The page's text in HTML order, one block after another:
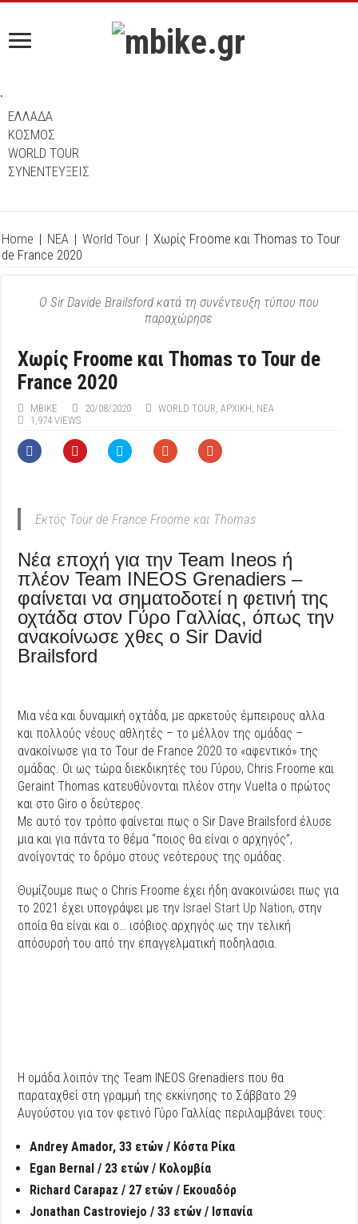
.
ΕΛΛΑΔΑ
ΚΟΣΜΟΣ
WORLD TOUR
ΣΥΝΕΝΤΕΥΞΕΙΣ
Home | ΝΕΑ | World Tour | Χωρίς Froome και Thomas το Tour
de France 2020
Ο Sir Davide Brailsford κατά τη συνέντευξη τύπου που
παραχώρησε
Χωρίς Froome και Thomas το Tour de
France 2020
ΜΒIKE 20/08/2020 WORLD TOUR ,ΑΡΧΙΚΉ ΝΕΑ
1,974 VIEWS
Εκτός Tour de France Froome και Thomas
Νέα εποχή για την Team Ineos ή
πλέον Team INEOS Grenadiers –
φαίνεται να σηματοδοτεί η φετινή της
οχτάδα στον Γύρο Γαλλίας, όπως την
ανακοίνωσε χθες ο Sir David
Brailsford
Mια νέα και δυναμική οχτάδα, με αρκετούς έμπειρους αλλα
και πολλούς νέους αθλητές – το μέλλον της ομάδας –
ανακοίνωσε για το Tour de France 2020 το «αφεντικό» της
ομάδας. Οι ως τώρα διεκδικητές του Γύρου, Chris Froome και
Geraint Thomas κατευθύνονται πλέον στην Vuelta ο πρώτος
και στο Giro ο δεύτερος.
Με αυτό τον τρόπο φαίνεται πως ο Sir Dave Brailsford έλυσε
μια και για πάντα το θέμα “ποιος θα είναι ο αρχηγός”,
ανοίγοντας το δρόμο στους νεότερους της ομάδας.
Θυμίζουμε πως ο Chris Froome έχει ήδη ανακοινώσει πως για
το 2021 έχει υπογράψει με την Israel Start Up Nation, στην
οποία θα είναι και ο… ισόβιος αρχηγός ως την τελική
απόσυρσή του από την επαγγελματική ποδηλασια.
Η ομάδα λοιπόν της Team INEOS Grenadiers που θα
παραταχθεί στη γραμμή της εκκίνησης το Σάββατο 29
Αυγούστου για τον φετινό Γύρο Γαλλίας περιλαμβάνει τους:
Andrey Amador, 33 ετών / Κόστα Ρίκα
Egan Bernal / 23 ετών / Κολομβία
Richard Carapaz / 27 ετών / Εκουαδόρ
Jonathan Castroviejo / 33 ετών / Ισπανία